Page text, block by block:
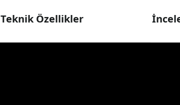
Teknik Özellikler